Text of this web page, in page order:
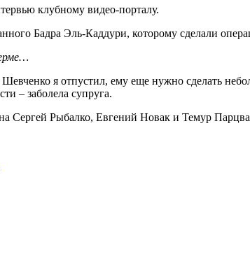
клубному видео-порталу.
Бадра Эль-Каддури, которому сделали
я отпустил, ему еще нужно сделать
– заболела супруга.
Сергей Рыбалко, Евгений Новак и Темур